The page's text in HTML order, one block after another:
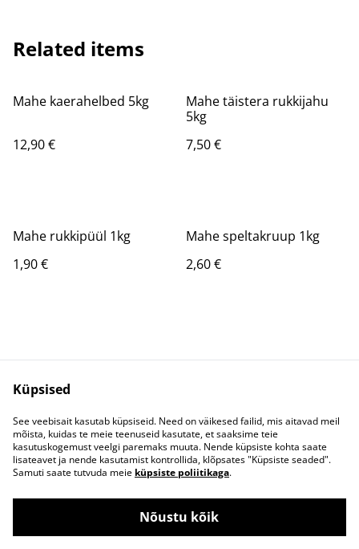
Related items
Mahe kaerahelbed 5kg
12,90 €
Mahe täistera rukkijahu
5kg
7,50 €
Mahe rukkipüül 1kg
1,90 €
Mahe speltakruup 1kg
2,60 €
Kontakt
Ostutingimused
Privaatsusreeglid
©2026Koksvere Veski OÜ
Küpsised
See veebisait kasutab küpsiseid. Need on väikesed failid, mis aitavad meil
mõista, kuidas te meie teenuseid kasutate, et saaksime teie
kasutuskogemust veelgi paremaks muuta. Nende küpsiste kohta saate
lisateavet ja nende kasutamist kontrollida, klõpsates "Küpsiste seaded".
Samuti saate tutvuda meie küpsiste poliitikaga.
Nõustu kõik